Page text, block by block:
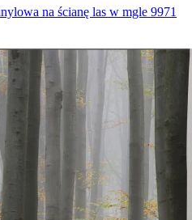
na ścianę las w mgle 9971